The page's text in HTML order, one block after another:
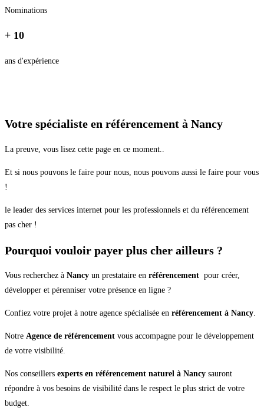
Nominations
+ 10
ans d'expérience
Votre spécialiste en référencement à Nancy
La preuve, vous lisez cette page en ce moment..
Et si nous pouvons le faire pour nous, nous pouvons aussi le faire pour vous
!
le leader des services internet pour les professionnels et du référencement
pas cher !
Pourquoi vouloir payer plus cher ailleurs ?
Vous recherchez à Nancy un prestataire en référencement pour créer,
développer et pérenniser votre présence en ligne ?
Confiez votre projet à notre agence spécialisée en référencement à Nancy.
Notre Agence de référencement vous accompagne pour le développement
de votre visibilité.
Nos conseillers experts en référencement naturel à Nancy sauront
répondre à vos besoins de visibilité dans le respect le plus strict de votre
budget.